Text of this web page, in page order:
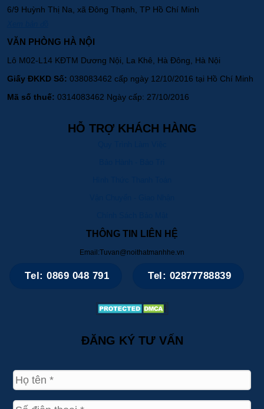
6/9 Huỳnh Thị Na, xã Đông Thạnh, TP Hồ Chí Minh
VĂN PHÒNG HÀ NỘI
Lô M02-L14 KĐTM Dương Nội, La Khê, Hà Đông, Hà Nội
Giấy ĐKKD Số: 038083462 cấp ngày 12/10/2016 tại Hồ Chí Minh
Mã số thuế: 0314083462 Ngày cấp: 27/10/2016
HỖ TRỢ KHÁCH HÀNG
THÔNG TIN LIÊN HỆ
Email:Tuvan@noithatmanhhe.vn
Tel: 0869 048 791 Tel: 02877788839
ĐĂNG KÝ TƯ VẤN